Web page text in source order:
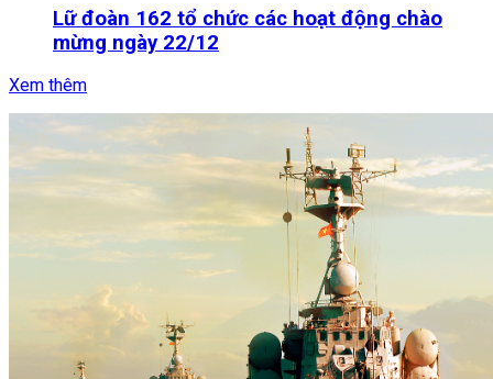
Lữ đoàn 162 tổ chức các hoạt động chào
mừng ngày 22/12
Xem thêm